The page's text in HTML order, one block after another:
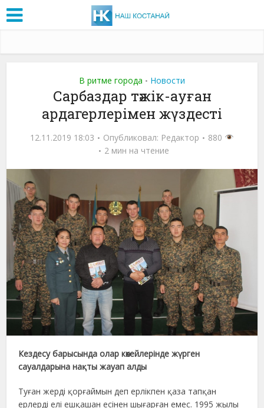
В ритме города • Новости
Сарбаздар тәжік-ауған
ардагерлерімен жүздесті
12.11.2019 18:03 Опубликовал: Редактор
880
2 мин на чтение
Кездесу барысында олар көкейлерінде жүрген
сауалдарына нақты жауап алды
Туған жерді қорғаймын деп ерлікпен қаза тапқан
ерлерді елі ешқашан есінен шығарған емес. 1995 жылы